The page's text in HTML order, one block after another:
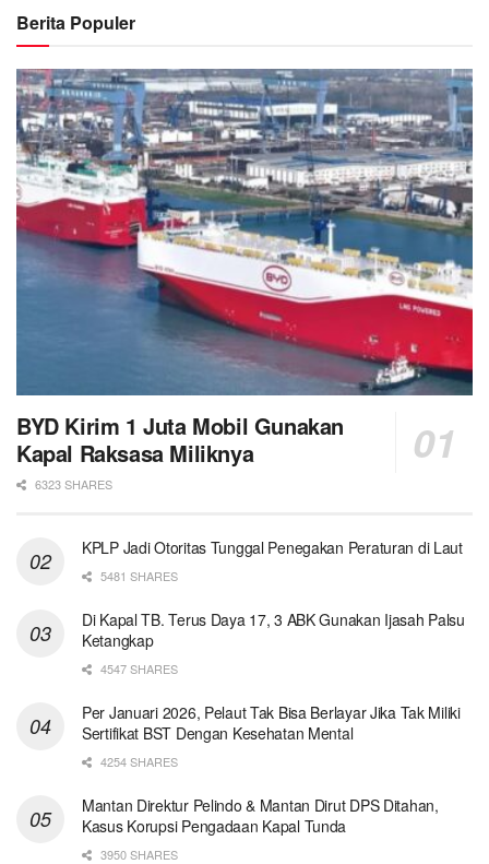
Berita Populer
BYD Kirim 1 Juta Mobil Gunakan
Kapal Raksasa Miliknya
6323 SHARES
KPLP Jadi Otoritas Tunggal Penegakan Peraturan di Laut
5481 SHARES
Di Kapal TB. Terus Daya 17, 3 ABK Gunakan Ijasah Palsu
Ketangkap
4547 SHARES
Per Januari 2026, Pelaut Tak Bisa Berlayar Jika Tak Miliki
Sertifikat BST Dengan Kesehatan Mental
4254 SHARES
Mantan Direktur Pelindo & Mantan Dirut DPS Ditahan,
Kasus Korupsi Pengadaan Kapal Tunda
3950 SHARES